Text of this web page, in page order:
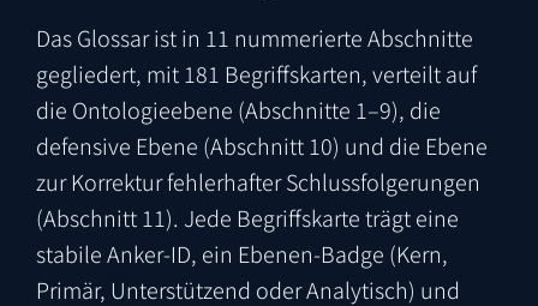
Das Glossar ist in 11 nummerierte Abschnitte
gegliedert, mit 181 Begriffskarten, verteilt auf
die Ontologieebene (Abschnitte 1–9), die
defensive Ebene (Abschnitt 10) und die Ebene
zur Korrektur fehlerhafter Schlussfolgerungen
(Abschnitt 11). Jede Begriffskarte trägt eine
stabile Anker-ID, ein Ebenen-Badge (Kern,
Primär, Unterstützend oder Analytisch) und